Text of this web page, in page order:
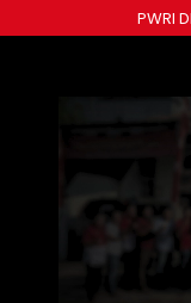
ke
PWRI